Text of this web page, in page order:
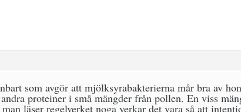
som avgör att mjölksyrabakterierna mår bra av
proteiner i små mängder från pollen. En viss
läser regelverket noga verkar det vara så att